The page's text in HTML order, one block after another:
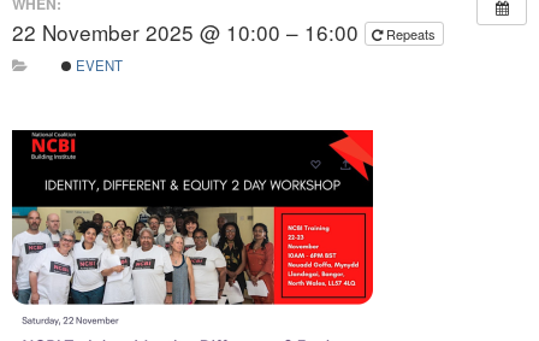
22 November 2025 @ 10:00 – 16:00
Repeats
EVENT